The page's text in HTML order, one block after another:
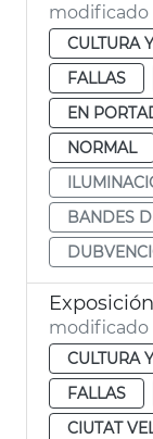
modificado
CULTURA
FALLAS
EN
NORMAL
BANDES
modificado
CULTURA
FALLAS
CIUTAT